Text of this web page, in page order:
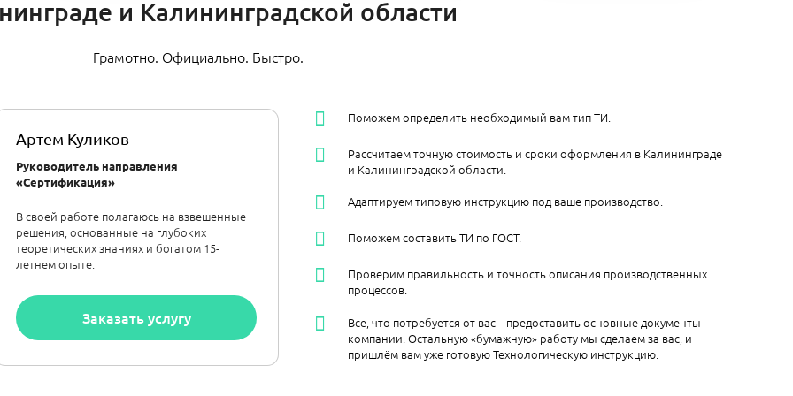
и Калининградской области
Грамотно. Официально. Быстро.
Артем Куликов
Руководитель направления
«Сертификация»
В своей работе полагаюсь на взвешенные
решения, основанные на глубоких
теоретических знаниях и богатом 15-
летнем опыте.
Заказать услугу
Поможем определить необходимый вам тип ТИ.
Рассчитаем точную стоимость и сроки оформления в Калининграде
и Калининградской области.
Адаптируем типовую инструкцию под ваше производство.
Поможем составить ТИ по ГОСТ.
Проверим правильность и точность описания производственных
процессов.
Все, что потребуется от вас – предоставить основные документы
компании. Остальную «бумажную» работу мы сделаем за вас, и
пришлём вам уже готовую Технологическую инструкцию.